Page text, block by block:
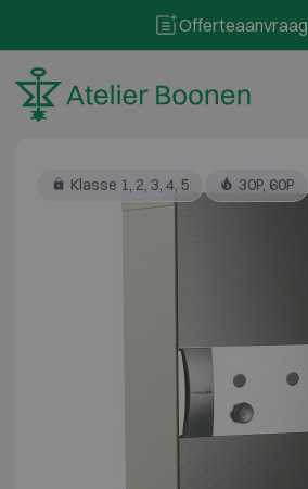
Offerteaanvraag
Klasse 1, 2, 3, 4, 5 30P, 60P